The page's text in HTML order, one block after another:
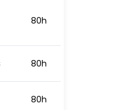
80h
80h
80h